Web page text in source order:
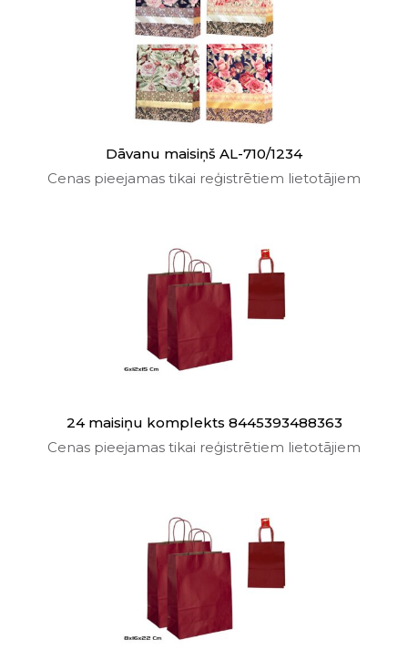
Dāvanu maisiņš AL-710/1234
Cenas pieejamas tikai reģistrētiem lietotājiem
24 maisiņu komplekts 8445393488363
Cenas pieejamas tikai reģistrētiem lietotājiem